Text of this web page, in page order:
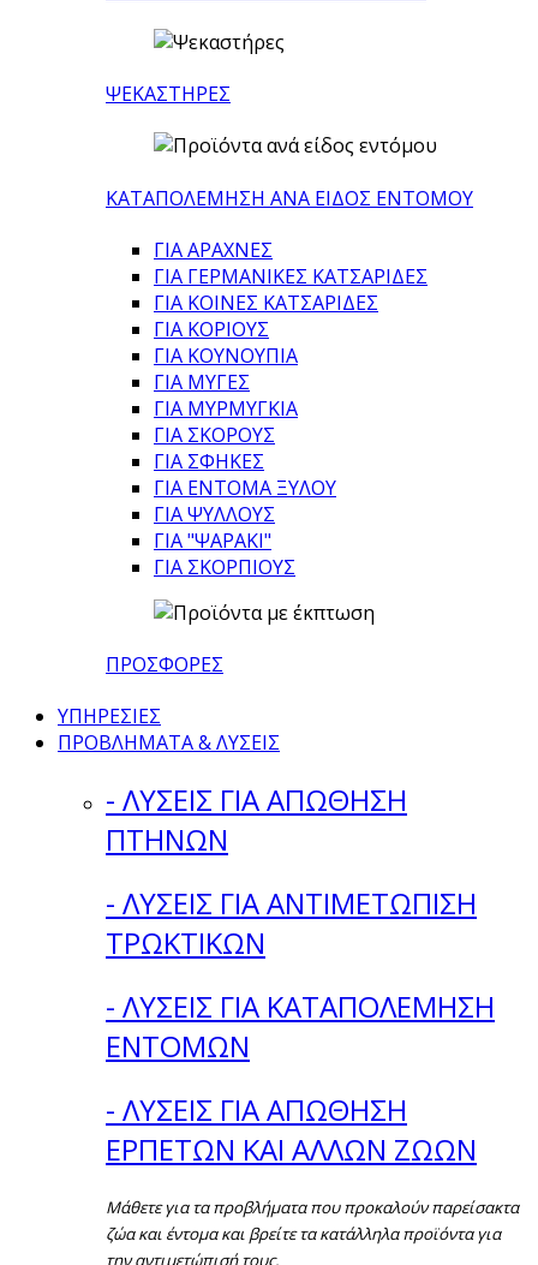
ΨΕΚΑΣΤΗΡΕΣ
ΚΑΤΑΠΟΛΕΜΗΣΗ ΑΝΑ ΕΙΔΟΣ ΕΝΤΟΜΟΥ
ΓΙΑ ΑΡΑΧΝΕΣ
ΓΙΑ ΓΕΡΜΑΝΙΚΕΣ ΚΑΤΣΑΡΙΔΕΣ
ΓΙΑ ΚΟΙΝΕΣ ΚΑΤΣΑΡΙΔΕΣ
ΓΙΑ ΚΟΡΙΟΥΣ
ΓΙΑ ΚΟΥΝΟΥΠΙΑ
ΓΙΑ ΜΥΓΕΣ
ΓΙΑ ΜΥΡΜΥΓΚΙΑ
ΓΙΑ ΣΚΟΡΟΥΣ
ΓΙΑ ΣΦΗΚΕΣ
ΓΙΑ ΕΝΤΟΜΑ ΞΥΛΟΥ
ΓΙΑ ΨΥΛΛΟΥΣ
ΓΙΑ "ΨΑΡΑΚΙ"
ΓΙΑ ΣΚΟΡΠΙΟΥΣ
ΠΡΟΣΦΟΡΕΣ
ΥΠΗΡΕΣΙΕΣ
ΠΡΟΒΛΗΜΑΤΑ & ΛΥΣΕΙΣ
- ΛΥΣΕΙΣ ΓΙΑ ΑΠΩΘΗΣΗ
ΠΤΗΝΩΝ
- ΛΥΣΕΙΣ ΓΙΑ ΑΝΤΙΜΕΤΩΠΙΣΗ
ΤΡΩΚΤΙΚΩΝ
- ΛΥΣΕΙΣ ΓΙΑ ΚΑΤΑΠΟΛΕΜΗΣΗ
ΕΝΤΟΜΩΝ
- ΛΥΣΕΙΣ ΓΙΑ ΑΠΩΘΗΣΗ
ΕΡΠΕΤΩΝ ΚΑΙ ΑΛΛΩΝ ΖΩΩΝ
Μάθετε για τα προβλήματα που προκαλούν παρείσακτα
ζώα και έντομα και βρείτε τα κατάλληλα προϊόντα για
την αντιμετώπισή τους.